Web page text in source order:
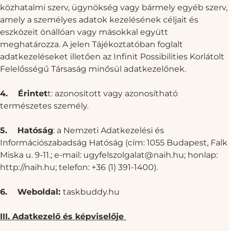
közhatalmi szerv, ügynökség vagy bármely egyéb szerv,
amely a személyes adatok kezelésének céljait és
eszközeit önállóan vagy másokkal együtt
meghatározza. A jelen Tájékoztatóban foglalt
adatkezeléseket illetően az Infinit Possibilities Korlátolt
Felelősségű Társaság minősül adatkezelőnek.
4. Érintett: azonosított vagy azonosítható
természetes személy.
5. Hatóság: a Nemzeti Adatkezelési és
Információszabadság Hatóság (cím: 1055 Budapest, Falk
Miska u. 9-11.; e-mail: ugyfelszolgalat@naih.hu; honlap:
http://naih.hu; telefon: +36 (1) 391-1400).
6. Weboldal: taskbuddy.hu
III. Adatkezelő és képviselője